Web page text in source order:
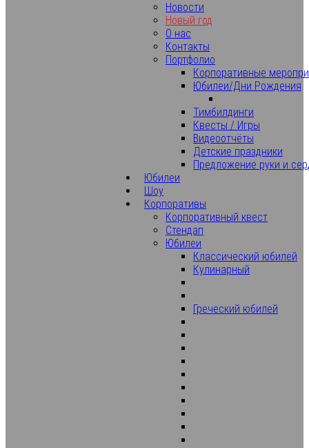
Новости
Новый год
О нас
Контакты
Портфолио
Корпоративные
Юбилеи/Дни Рождения
Тимбилдинги
Квесты / Игры
Видеоотчёты
Детские праздники
Предложение руки и
Юбилеи
Шоу
Корпоративы
Корпоративный квест
Стендап
Юбилеи
Классический юбилей
Кулинарный
Греческий юбилей